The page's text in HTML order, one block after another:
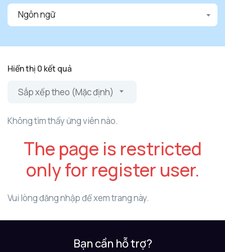
Ngôn ngữ
Hiển thị 0 kết quả
Sắp xếp theo (Mặc định)
Không tìm thấy ứng viên nào.
The page is restricted
only for register user.
Vui lòng đăng nhập để xem trang này.
Bạn cần hỗ trợ?